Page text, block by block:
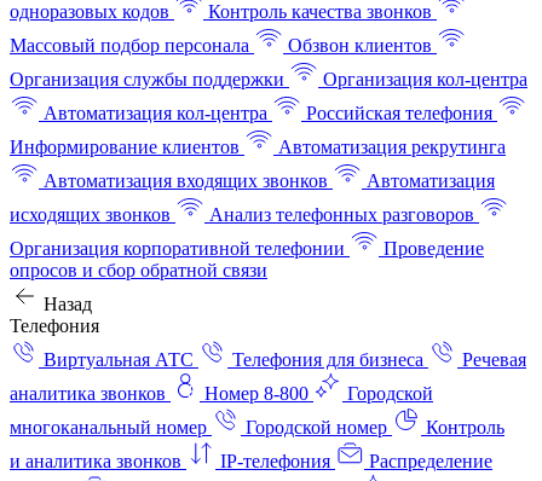
одноразовых кодов
Контроль качества звонков
Массовый подбор персонала
Обзвон клиентов
Организация службы поддержки
Организация кол-центра
Автоматизация кол-центра
Российская телефония
Информирование клиентов
Автоматизация рекрутинга
Автоматизация входящих звонков
Автоматизация
исходящих звонков
Анализ телефонных разговоров
Организация корпоративной телефонии
Проведение
опросов и сбор обратной связи
Назад
Телефония
Виртуальная АТС
Телефония для бизнеса
Речевая
аналитика звонков
Номер 8-800
Городской
многоканальный номер
Городской номер
Контроль
и аналитика звонков
IP-телефония
Распределение